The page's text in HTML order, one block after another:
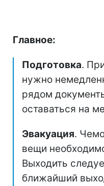
Главное:
Подготовка.
нужно
рядом
оставаться на
Эвакуация.
вещи
Выходить
ближайший